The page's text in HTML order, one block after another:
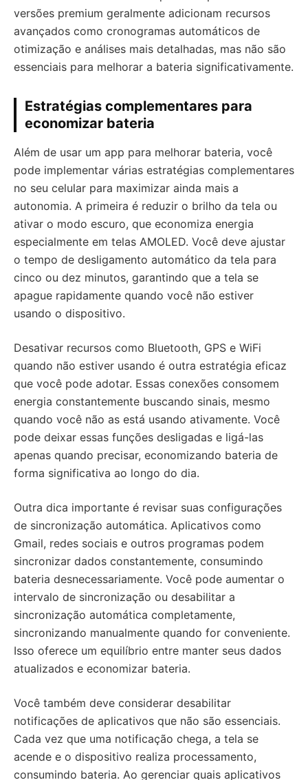
versões premium geralmente adicionam recursos
avançados como cronogramas automáticos de
otimização e análises mais detalhadas, mas não são
essenciais para melhorar a bateria significativamente.
Estratégias complementares para
economizar bateria
Além de usar um app para melhorar bateria, você
pode implementar várias estratégias complementares
no seu celular para maximizar ainda mais a
autonomia. A primeira é reduzir o brilho da tela ou
ativar o modo escuro, que economiza energia
especialmente em telas AMOLED. Você deve ajustar
o tempo de desligamento automático da tela para
cinco ou dez minutos, garantindo que a tela se
apague rapidamente quando você não estiver
usando o dispositivo.
Desativar recursos como Bluetooth, GPS e WiFi
quando não estiver usando é outra estratégia eficaz
que você pode adotar. Essas conexões consomem
energia constantemente buscando sinais, mesmo
quando você não as está usando ativamente. Você
pode deixar essas funções desligadas e ligá-las
apenas quando precisar, economizando bateria de
forma significativa ao longo do dia.
Outra dica importante é revisar suas configurações
de sincronização automática. Aplicativos como
Gmail, redes sociais e outros programas podem
sincronizar dados constantemente, consumindo
bateria desnecessariamente. Você pode aumentar o
intervalo de sincronização ou desabilitar a
sincronização automática completamente,
sincronizando manualmente quando for conveniente.
Isso oferece um equilíbrio entre manter seus dados
atualizados e economizar bateria.
Você também deve considerar desabilitar
notificações de aplicativos que não são essenciais.
Cada vez que uma notificação chega, a tela se
acende e o dispositivo realiza processamento,
consumindo bateria. Ao gerenciar quais aplicativos